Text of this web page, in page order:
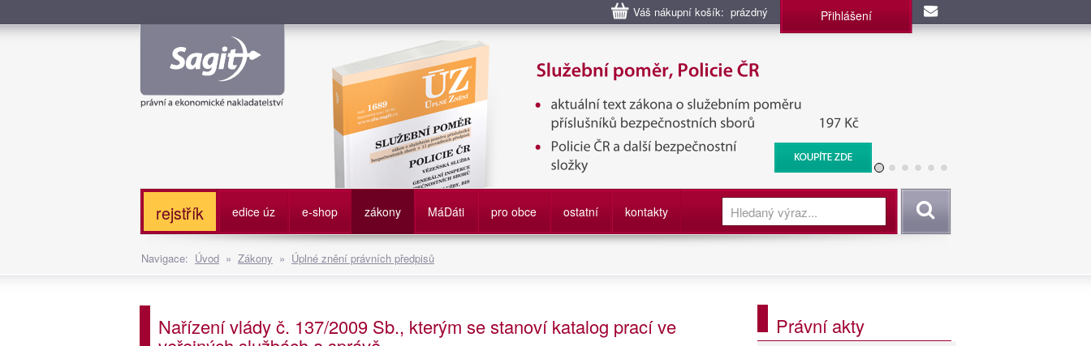
Váš nákupní košík: prázdný Přihlášení
Služební poměr příslušníků bezpečnostních sborů, Policie ČR, Vězeňská služba, BIS, Zpravodajské
služby
rejstřík edice úz e-shop zákony MáDáti pro obce ostatní kontakty Vyhledat
Navigace: Úvod » Zákony » Úplné znění právních předpisů
Nařízení vlády č. 137/2009 Sb., kterým se stanoví katalog prací ve Právní akty